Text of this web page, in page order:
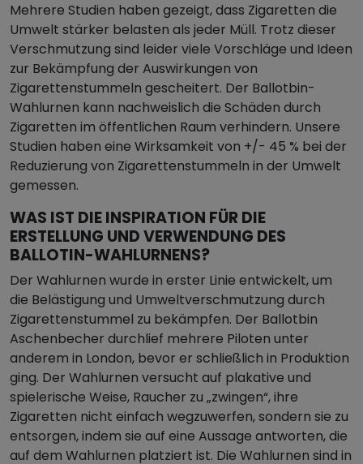
Mehrere Studien haben gezeigt, dass Zigaretten die
Umwelt stärker belasten als jeder Müll. Trotz dieser
Verschmutzung sind leider viele Vorschläge und Ideen
zur Bekämpfung der Auswirkungen von
Zigarettenstummeln gescheitert. Der Ballotbin-
Wahlurnen kann nachweislich die Schäden durch
Zigaretten im öffentlichen Raum verhindern. Unsere
Studien haben eine Wirksamkeit von +/- 45 % bei der
Reduzierung von Zigarettenstummeln in der Umwelt
gemessen.
WAS IST DIE INSPIRATION FÜR DIE
ERSTELLUNG UND VERWENDUNG DES
BALLOTIN-WAHLURNENS?
Der Wahlurnen wurde in erster Linie entwickelt, um
die Belästigung und Umweltverschmutzung durch
Zigarettenstummel zu bekämpfen. Der Ballotbin
Aschenbecher durchlief mehrere Piloten unter
anderem in London, bevor er schließlich in Produktion
ging. Der Wahlurnen versucht auf plakative und
spielerische Weise, Raucher zu „zwingen“, ihre
Zigaretten nicht einfach wegzuwerfen, sondern sie zu
entsorgen, indem sie auf eine Aussage antworten, die
auf dem Wahlurnen platziert ist. Die Wahlurnen sind in